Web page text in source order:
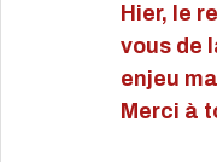
Hier, le
vous de
enjeu
Merci à